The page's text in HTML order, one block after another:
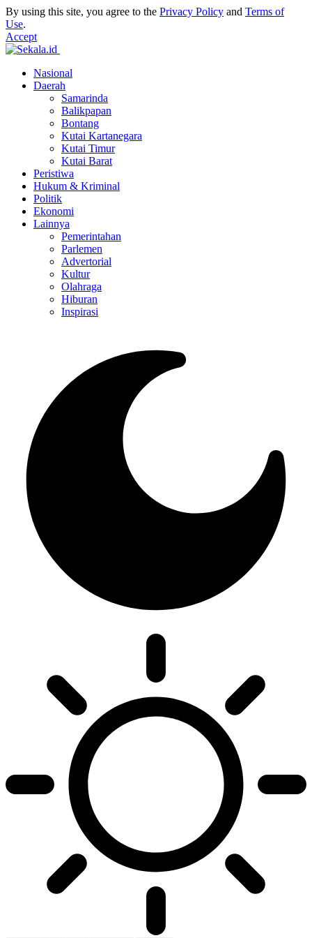
By using this site, you agree to the Privacy Policy and Terms of
Use.
Accept
Nasional
Daerah
Samarinda
Balikpapan
Bontang
Kutai Kartanegara
Kutai Timur
Kutai Barat
Peristiwa
Hukum & Kriminal
Politik
Ekonomi
Lainnya
Pemerintahan
Parlemen
Advertorial
Kultur
Olahraga
Hiburan
Inspirasi